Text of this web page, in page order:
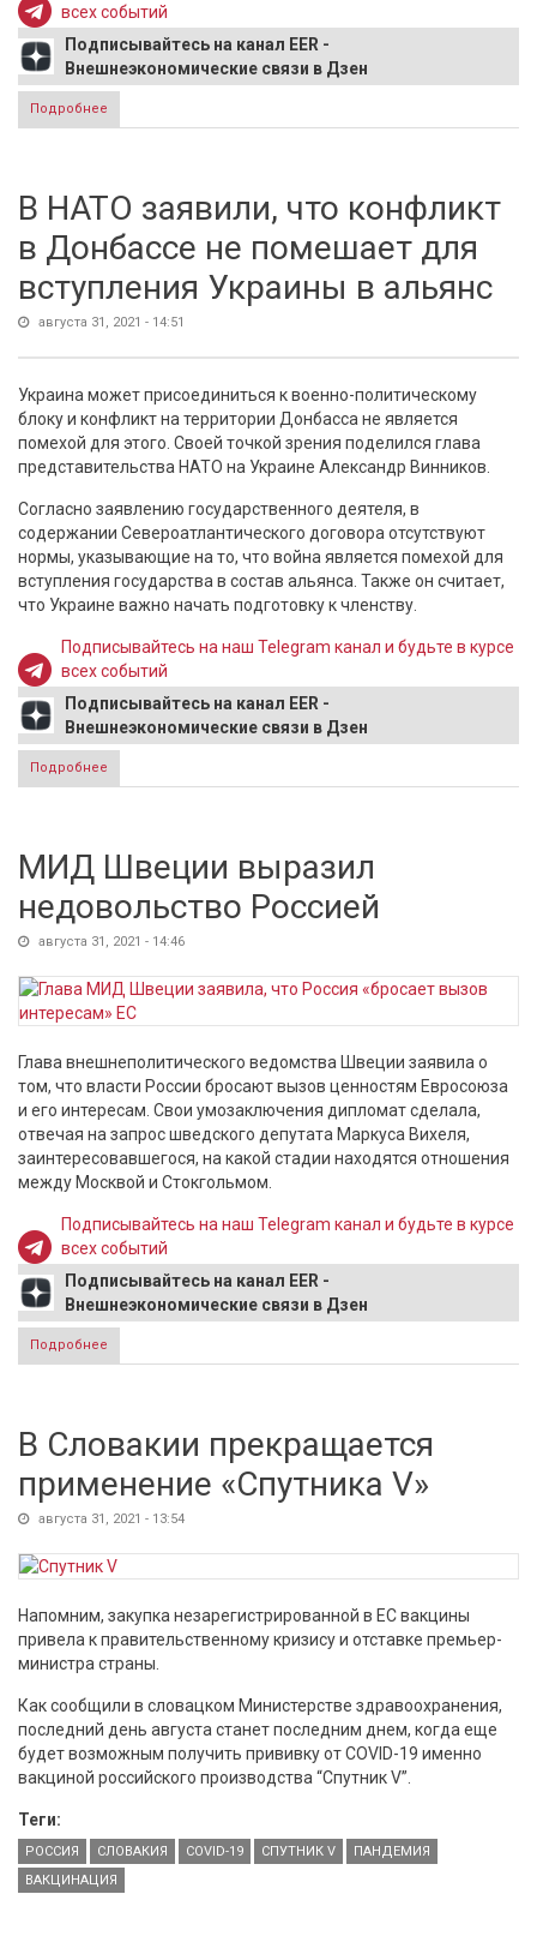
всех событий
Подписывайтесь на канал EER -
Внешнеэкономические связи в Дзен
Подробнее
немыслимых размеров
В НАТО заявили, что конфликт
в Донбассе не помешает для
вступления Украины в альянс
августа 31, 2021 - 14:51
Украина может присоединиться к военно-политическому
блоку и конфликт на территории Донбасса не является
помехой для этого. Своей точкой зрения поделился глава
представительства НАТО на Украине Александр Винников.
Согласно заявлению государственного деятеля, в
содержании Североатлантического договора отсутствуют
нормы, указывающие на то, что война является помехой для
вступления государства в состав альянса. Также он считает,
что Украине важно начать подготовку к членству.
Подписывайтесь на наш Telegram канал и будьте в курсе
всех событий
Подписывайтесь на канал EER -
Внешнеэкономические связи в Дзен
Подробнее
для вступления Украины в альянс
МИД Швеции выразил
недовольство Россией
августа 31, 2021 - 14:46
Глава внешнеполитического ведомства Швеции заявила о
том, что власти России бросают вызов ценностям Евросоюза
и его интересам. Свои умозаключения дипломат сделала,
отвечая на запрос шведского депутата Маркуса Вихеля,
заинтересовавшегося, на какой стадии находятся отношения
между Москвой и Стокгольмом.
Подписывайтесь на наш Telegram канал и будьте в курсе
всех событий
Подписывайтесь на канал EER -
Внешнеэкономические связи в Дзен
Подробнее
В Словакии прекращается
применение «Спутника V»
августа 31, 2021 - 13:54
Напомним, закупка незарегистрированной в ЕС вакцины
привела к правительственному кризису и отставке премьер-
министра страны.
Как сообщили в словацком Министерстве здравоохранения,
последний день августа станет последним днем, когда еще
будет возможным получить прививку от COVID-19 именно
вакциной российского производства “Спутник V”.
Теги:
РОССИЯ СЛОВАКИЯ COVID-19 СПУТНИК V
ПАНДЕМИЯ
ВАКЦИНАЦИЯ